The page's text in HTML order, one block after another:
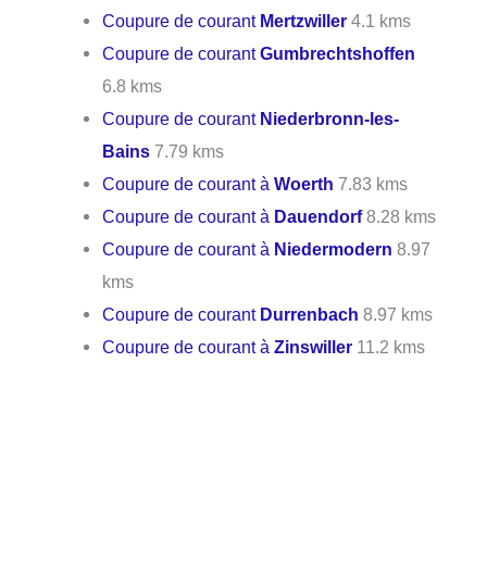
Coupure de courant Mertzwiller 4.1 kms
Coupure de courantGumbrechtshoffen
6.8 kms
Coupure de courant Niederbronn-les-
Bains 7.79 kms
Coupure de courant àWoerth 7.83 kms
Coupure de courant à Dauendorf8.28 kms
Coupure de courant à Niedermodern 8.97
kms
Coupure de courant Durrenbach 8.97 kms
Coupure de courant àZinswiller 11.2 kms